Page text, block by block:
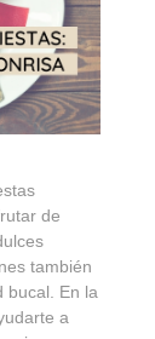
de
también
bucal. En la
a